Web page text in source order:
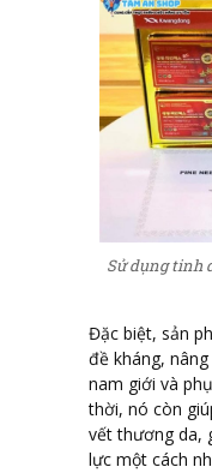
Sử dụng tinh
Đặc biệt, sản
đề kháng,
nam giới và
thời, nó còn
vết thương da,
lực một cách